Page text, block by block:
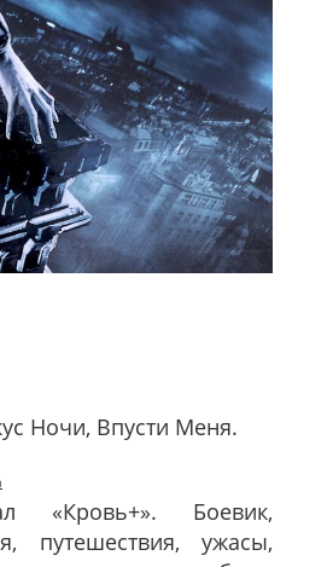
Ночи, Впусти Меня.
«Кровь+». Боевик,
путешествия, ужасы,